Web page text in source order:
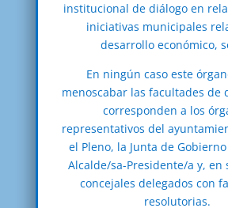
institucional de diálogo en
iniciativas municipales
desarrollo económico,
En ningún caso este
menoscabar las facultades de
corresponden a los
representativos del
el Pleno, la Junta de
Alcalde/sa-Presidente/a y, en
concejales delegados con
resolutorias.